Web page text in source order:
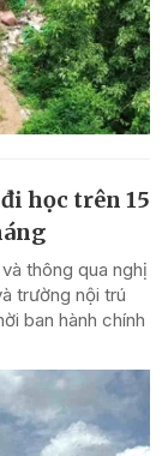
học trên 15
thông qua nghị
trường nội trú
ban hành chính